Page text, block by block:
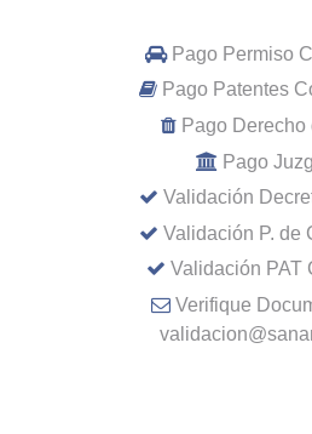
Pago Permiso
Pago Patentes
Pago Derecho
Pago
Validación
Validación P. de
Validación PAT
Verifique